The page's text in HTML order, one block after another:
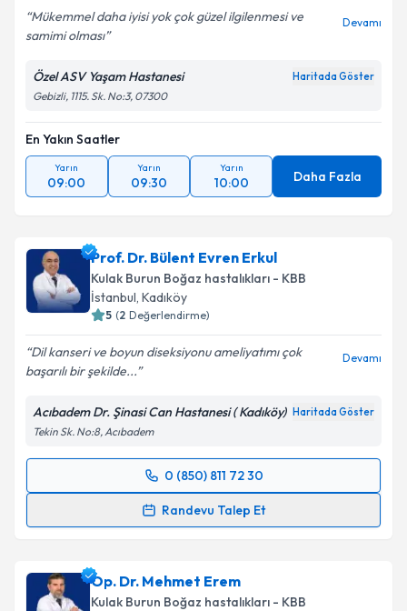
kapsamda işlenmesini kabul ediyorum.
Mükemmel daha iyisi yok çok güzel ilgilenmesi ve
samimi olması
Devamı
Özel ASV Yaşam Hastanesi Haritada Göster
Gebizli, 1115. Sk. No:3, 07300
En Yakın Saatler
Yarın
09:00
Yarın
09:30
Yarın
10:00 Daha Fazla
Prof. Dr. Bülent Evren Erkul
Kulak Burun Boğaz hastalıkları - KBB
İstanbul, Kadıköy
5 (2 Değerlendirme)
Dil kanseri ve boyun diseksiyonu ameliyatımı çok
başarılı bir şekilde...
Devamı
Acıbadem Dr. Şinasi Can Hastanesi ( Kadıköy) Haritada Göster
Tekin Sk. No:8, Acıbadem
0 (850) 811 72 30
Randevu Talep Et
Randevu Takvimi Talebi
için bir takvim hazırlandığında e-posta ile
bilgilendireceğiz.
Op. Dr. Mehmet Erem
Kulak Burun Boğaz hastalıkları - KBB